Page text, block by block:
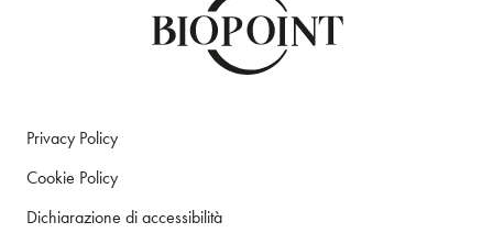
Privacy Policy
Cookie Policy
Dichiarazione di accessibilità